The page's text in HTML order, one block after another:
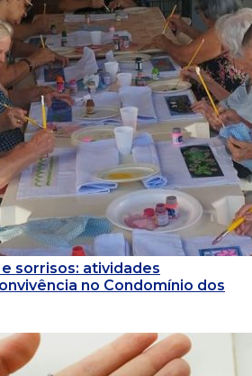
sorrisos: atividades
no Condomínio dos